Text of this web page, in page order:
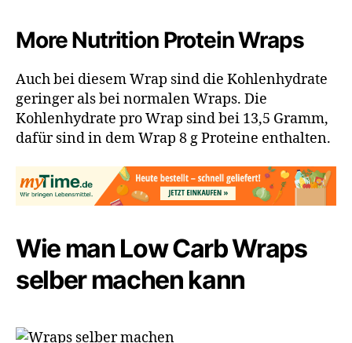
More Nutrition Protein Wraps
Auch bei diesem Wrap sind die Kohlenhydrate
geringer als bei normalen Wraps. Die
Kohlenhydrate pro Wrap sind bei 13,5 Gramm,
dafür sind in dem Wrap 8 g Proteine enthalten.
Wie man Low Carb Wraps
selber machen​ kann